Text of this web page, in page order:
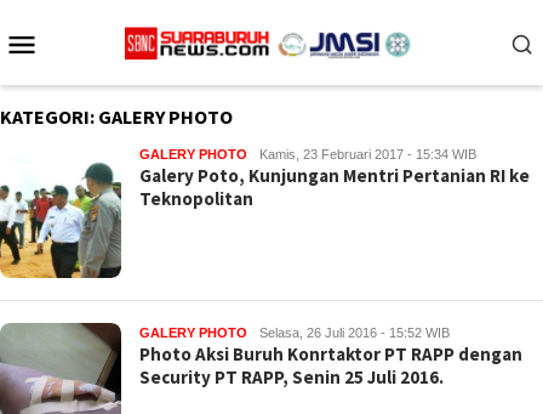
ke
KATEGORI: GALERY PHOTO
GALERY PHOTO Kamis, 23 Februari 2017 - 15:34 WIB
Galery Poto, Kunjungan Mentri Pertanian RI ke
Teknopolitan
GALERY PHOTO Selasa, 26 Juli 2016 - 15:52 WIB
Photo Aksi Buruh Konrtaktor PT RAPP dengan
Security PT RAPP, Senin 25 Juli 2016.